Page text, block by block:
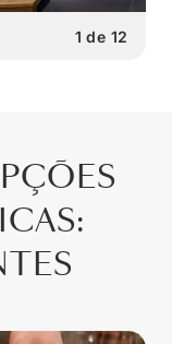
1 de 12
: